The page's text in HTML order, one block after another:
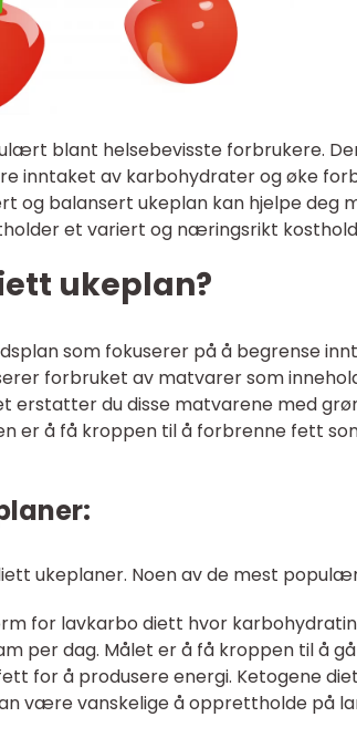
blant helsebevisste forbrukere.
inntaket av karbohydrater og øke
og balansert ukeplan kan hjelpe deg
et variert og næringsrikt
ukeplan?
som fokuserer på å begrense
forbruket av matvarer som
erstatter du disse matvarene med
er å få kroppen til å forbrenne fett
ukeplaner. Noen av de mest
for lavkarbo diett hvor
per dag. Målet er å få kroppen til å gå
for å produsere energi. Ketogene
være vanskelige å opprettholde på